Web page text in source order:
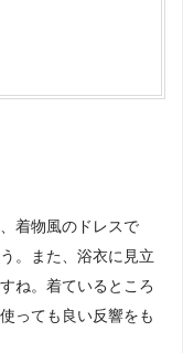
着物風のドレスで
。また、浴衣に見立
ね。着ているところ
っても良い反響をも